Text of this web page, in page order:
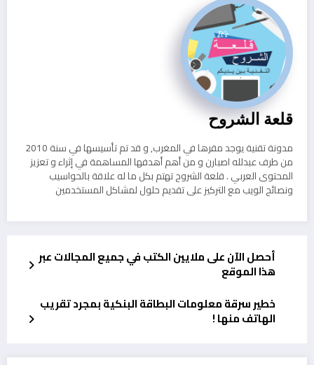
قلعة الشروح
مدونة تقنية يوجد مقرها في المغرب, و قد تم تأسيسها في سنة 2010
من طرف عبدلله اصبارن و من أهم أهدفها المساهمة في إثراء و تعزيز
المحتوى العربي . قلعة الشروح تهتم بكل ما له علاقة بالحواسيب
ونصائح الويب مع التركيز على تقديم حلول لمشاكل المستخدمين
أحصل الآن على ملايين الكتب في جميع المجالات عبر
هذا الموقع
خطير سرقة معلومات البطاقة البنكية بمجرد تقريب
الهاتف منها !